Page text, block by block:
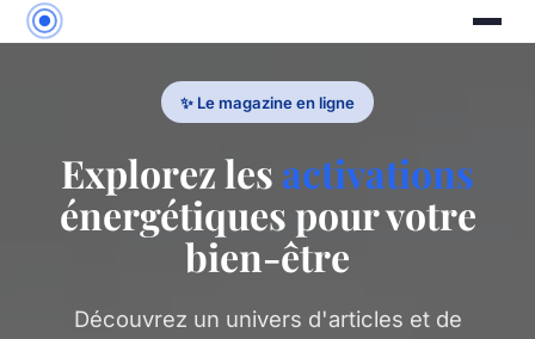
✨ Le magazine en ligne
Explorez les activations
énergétiques pour votre
bien-être
Découvrez un univers d'articles et de